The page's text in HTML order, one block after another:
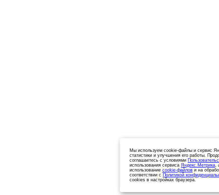
Мы используем cookie-файлы и сервис
статистики и улучшения его работы.
соглашаетесь с условиями
использования сервиса Яндекс.Метрика,
использование cookie-файлов и на
соответствии с Политикой
cookies в настройках браузера.